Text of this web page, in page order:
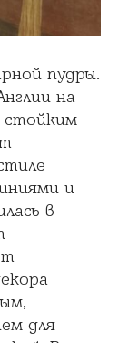
пудры.
на
стойким
и
в
для